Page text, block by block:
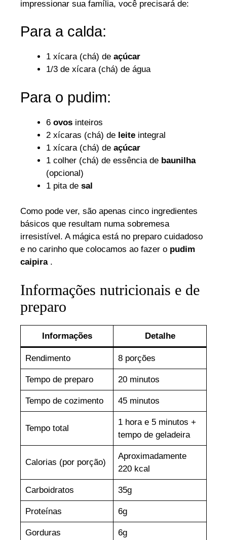
impressionar sua família, você precisará de:
Para a calda:
1 xícara (chá) de açúcar
1/3 de xícara (chá) de água
Para o pudim:
6 ovos inteiros
2 xícaras (chá) de leite integral
1 xícara (chá) de açúcar
1 colher (chá) de essência de baunilha
(opcional)
1 pita de sal
Como pode ver, são apenas cinco ingredientes
básicos que resultam numa sobremesa
irresistível. A mágica está no preparo cuidadoso
e no carinho que colocamos ao fazer o pudim
caipira.
Informações nutricionais e de
preparo
Informações Detalhe
Rendimento 8 porções
Tempo de preparo 20 minutos
Tempo de cozimento 45 minutos
Tempo total
1 hora e 5 minutos +
tempo de geladeira
Calorias (por porção)
Aproximadamente
220 kcal
Carboidratos 35g
Proteínas 6g
Gorduras 6g